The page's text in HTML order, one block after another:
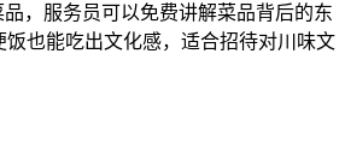
，服务员可以免费讲解菜品背后的东
也能吃出文化感，适合招待对川味文